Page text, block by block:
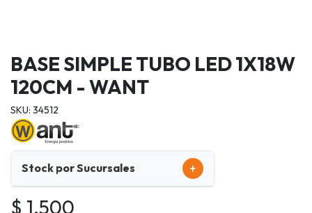
BASE SIMPLE TUBO LED 1X18W
120CM - WANT
SKU: 34512
Stock por Sucursales +
$ 1.500